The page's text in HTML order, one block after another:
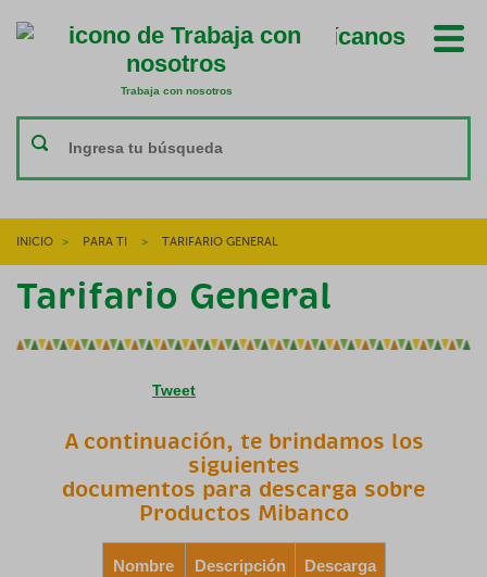
Trabaja con nosotros
Trabaja con nosotros
INICIO > PARA TI > TARIFARIO GENERAL
Tarifario General
Tweet
A continuación, te brindamos los
siguientes
documentos para descarga sobre
Productos Mibanco
Nombre Descripción Descarga